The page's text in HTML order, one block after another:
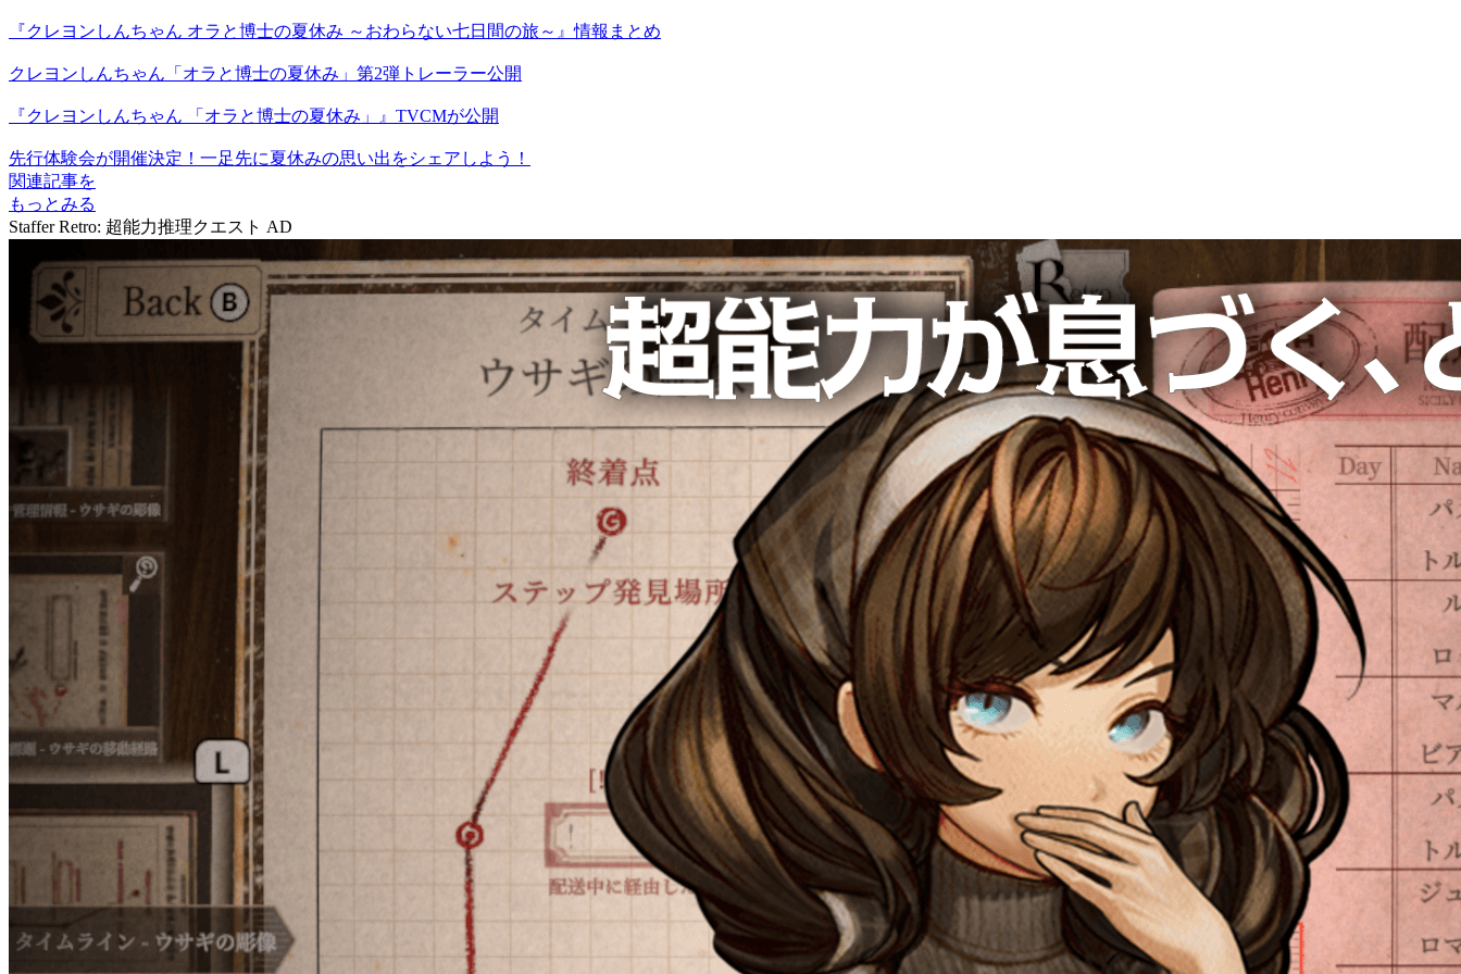
『クレヨンしんちゃん オラと博士の夏休み ～おわらない七日間の旅～』情報まとめ
クレヨンしんちゃん「オラと博士の夏休み」第2弾トレーラー公開
『クレヨンしんちゃん 「オラと博士の夏休み」』TVCMが公開
先行体験会が開催決定！一足先に夏休みの思い出をシェアしよう！
関連記事を
もっとみる
Staffer Retro: 超能力推理クエスト AD